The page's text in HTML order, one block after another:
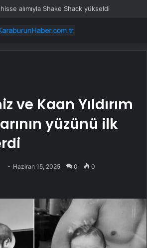
alımıyla Shake Shack yükseldi
ve Kaan Yıldırım
yüzünü ilk
Haziran 15, 2025 0 0